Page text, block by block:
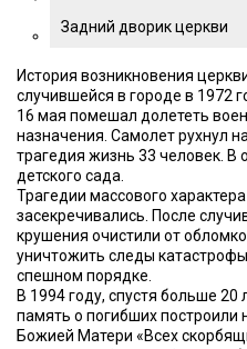
Задний дворик церкви
История возникновения
случившейся в городе в 1972
16 мая помешал долететь
назначения. Самолет рухнул
трагедия жизнь 33 человек. В
детского сада.
Трагедии массового
засекречивались. После
крушения очистили от
уничтожить следы
спешном порядке.
В 1994 году, спустя больше 20
память о погибших
Божией Матери «Всех